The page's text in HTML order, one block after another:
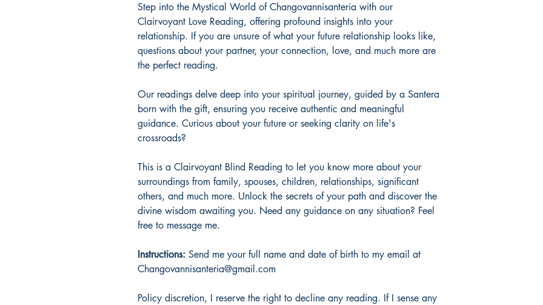
Step into the Mystical World of Changovannisanteria with our
Clairvoyant Love Reading, offering profound insights into your
relationship. If you are unsure of what your future relationship looks like,
questions about your partner, your connection, love, and much more are
the perfect reading.
Our readings delve deep into your spiritual journey, guided by a Santera
born with the gift, ensuring you receive authentic and meaningful
guidance. Curious about your future or seeking clarity on life's
crossroads?
This is a Clairvoyant Blind Reading to let you know more about your
surroundings from family, spouses, children, relationships, significant
others, and much more. Unlock the secrets of your path and discover the
divine wisdom awaiting you. Need any guidance on any situation? Feel
free to message me.
Instructions: Send me your full name and date of birth to my email at
Changovannisanteria@gmail.com
Policy discretion, I reserve the right to decline any reading. If I sense any